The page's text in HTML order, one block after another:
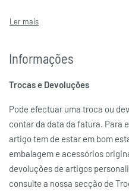
Informações
Trocas e Devoluções
Pode efectuar uma troca ou
contar da data da fatura. Para
artigo tem de estar em bom
embalagem e acessórios
devoluções de artigos
consulte a nossa secção de